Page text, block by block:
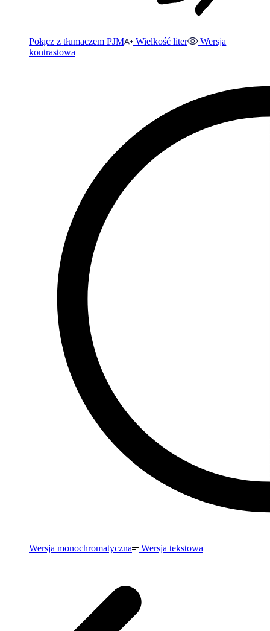
Połącz z tłumaczem PJM Wielkość liter
Wersja
kontrastowa
Wersja monochromatyczna Wersja tekstowa